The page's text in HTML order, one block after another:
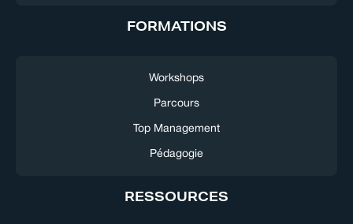
FORMATIONS
Workshops
Parcours
Top Management
Pédagogie
RESSOURCES